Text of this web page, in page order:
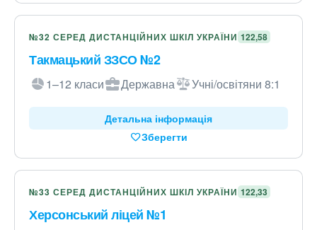
№32 СЕРЕД ДИСТАНЦІЙНИХ ШКІЛ УКРАЇНИ 122,58
Такмацький ЗЗСО №2
1–12 класи Державна Учні/освітяни 8:1
Детальна інформація
Зберегти
№33 СЕРЕД ДИСТАНЦІЙНИХ ШКІЛ УКРАЇНИ 122,33
Херсонський ліцей №1